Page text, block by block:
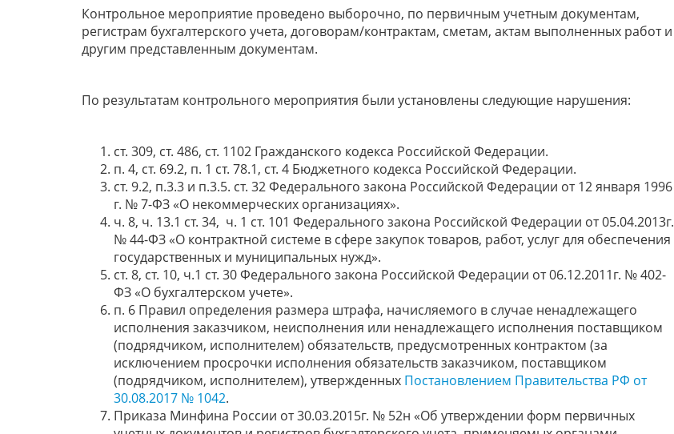
Контрольное мероприятие проведено выборочно, по первичным учетным документам,
регистрам бухгалтерского учета, договорам/контрактам, сметам, актам выполненных работ и
другим представленным документам.
По результатам контрольного мероприятия были установлены следующие нарушения:
ст. 309, ст. 486, ст. 1102 Гражданского кодекса Российской Федерации.
п. 4, ст. 69.2, п. 1 ст. 78.1, ст. 4 Бюджетного кодекса Российской Федерации.
ст. 9.2, п.3.3 и п.3.5. ст. 32 Федерального закона Российской Федерации от 12 января 1996
г. № 7-ФЗ «О некоммерческих организациях».
ч. 8, ч. 13.1 ст. 34, ч. 1 ст. 101 Федерального закона Российской Федерации от 05.04.2013г.
№ 44-ФЗ «О контрактной системе в сфере закупок товаров, работ, услуг для обеспечения
государственных и муниципальных нужд».
ст. 8, ст. 10, ч.1 ст. 30 Федерального закона Российской Федерации от 06.12.2011г. № 402-
ФЗ «О бухгалтерском учете».
п. 6 Правил определения размера штрафа, начисляемого в случае ненадлежащего
исполнения заказчиком, неисполнения или ненадлежащего исполнения поставщиком
(подрядчиком, исполнителем) обязательств, предусмотренных контрактом (за
исключением просрочки исполнения обязательств заказчиком, поставщиком
(подрядчиком, исполнителем), утвержденных Постановлением Правительства РФ от
30.08.2017 № 1042.
Приказа Минфина России от 30.03.2015г. № 52н «Об утверждении форм первичных